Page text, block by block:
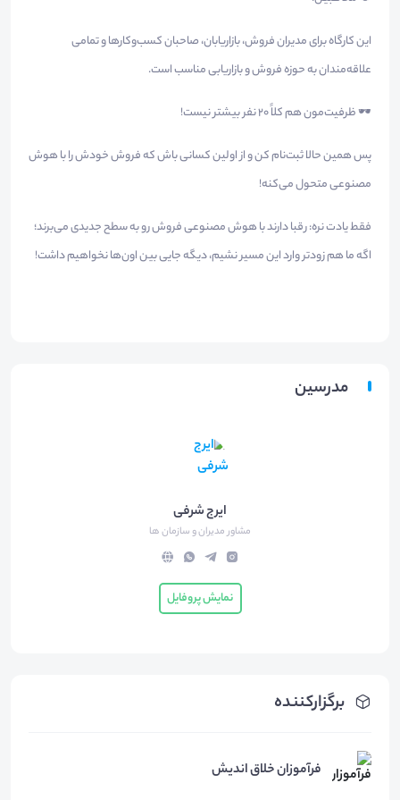
برگزارکننده
فرآموزان خلاق اندیش
این کارگاه برای مدیران فروش، بازاریابان، صاحبان کسب‌وکارها و تمامی
علاقه‌مندان به حوزه فروش و بازاریابی مناسب است.
🕶 ظرفیت‌مون هم کلاً 20 نفر بیشتر نیست!
پس همین حالا ثبت‌نام کن و از اولین کسانی باش که فروش خودش را با هوش
مصنوعی متحول می‌کنه!
فقط یادت نره: رقبا دارند با هوش مصنوعی فروش رو به سطح جدیدی می‌برند؛
اگه ما هم زودتر وارد این مسیر نشیم، دیگه جایی بین اون‌ها نخواهیم داشت!
مدرسین
ایرج شرفی
مشاور مدیران و سازمان ها
نمایش پروفایل